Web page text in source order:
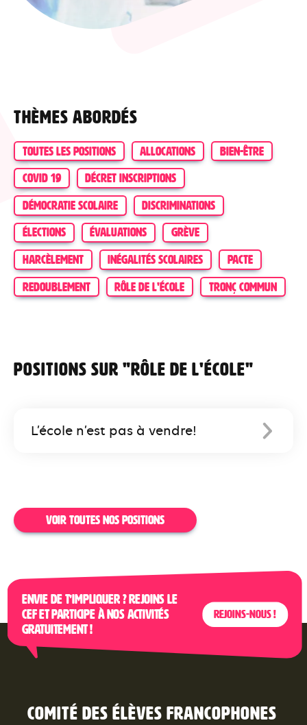
Thèmes abordés
TOUTES LES POSITIONS ALLOCATIONS
BIEN-ÊTRE
COVID 19
DÉCRET INSCRIPTIONS
DÉMOCRATIE SCOLAIRE
DISCRIMINATIONS
ÉLECTIONS
ÉVALUATIONS
GRÈVE
HARCÈLEMENT
INÉGALITÉS SCOLAIRES
PACTE
REDOUBLEMENT
RÔLE DE L'ÉCOLE TRONÇ COMMUN
Positions sur "rôle de l'école"
L’école n’est pas à vendre!
VOIR TOUTES NOS POSITIONS
Envie de t’impliquer ? Rejoins le
CEF et participe à nos activités
gratuitement !
Rejoins-nous !
Comité des élèves francophones